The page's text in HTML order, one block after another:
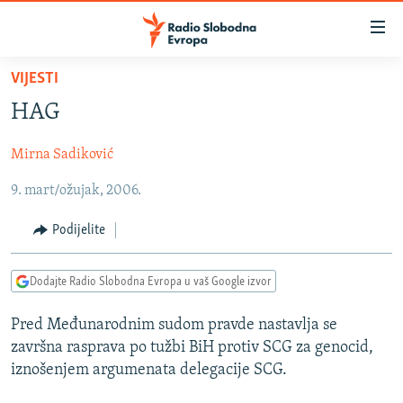
Pređite
glavni
Pređite
na
navigaciju
Pređite
na
pretragu
SRBIJA
KOSOVO
CRNA GORA
VIZUELNO
VIDEO
FOTOGALERIJE
INFOGRAFIKE
PODCASTI
RAT U UKRAJINI
KINA NA BALKANU
VIJESTI
HAG
Mirna Sadiković
9. mart/ožujak, 2006.
Podijelite
Dodajte Radio Slobodna Evropa u vaš Google izvor
Pred Međunarodnim sudom pravde nastavlja se
završna rasprava po tužbi BiH protiv SCG za genocid,
iznošenjem argumenata delegacije SCG.